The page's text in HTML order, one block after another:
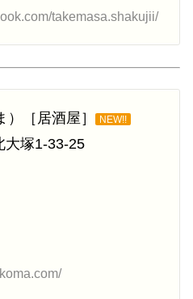
takemasa.shakujii/
）［居酒屋］ NEW!!
大塚1-33-25